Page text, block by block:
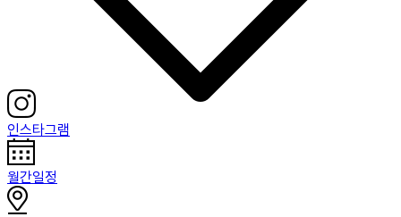
인스타그램
월간일정